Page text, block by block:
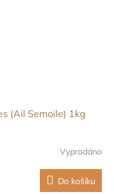
(Ail Semoile) 1kg
Vyprodáno
Do košíku